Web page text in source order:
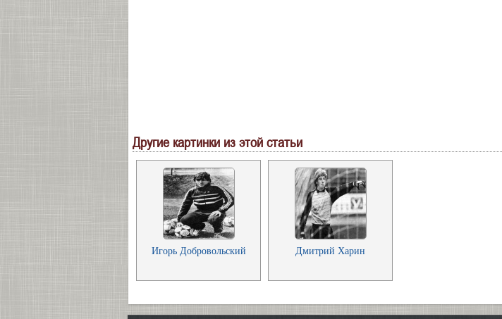
Другие картинки из этой статьи
Игорь Добровольский Дмитрий Харин